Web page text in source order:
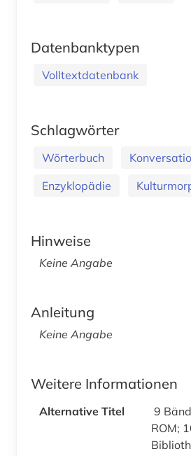
Datenbanktypen
Volltextdatenbank
Schlagwörter
Wörterbuch
Enzyklopädie
Hinweise
Keine Angabe
Anleitung
Keine Angabe
Weitere Informationen
Alternative Titel
9
ROM;